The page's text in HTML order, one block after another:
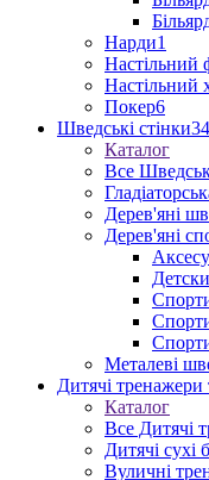
Нарди1
Настільний
Настільний
Покер6
Шведські стінки
Каталог
Все
Дерев'яні
Дерев'яні
Металеві
Дитячі тренажери
Каталог
Все Дитячі
Дитячі сухі
Вуличні